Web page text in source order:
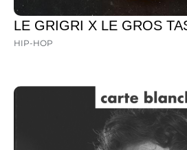
LE GRIGRI X LE GROS
HIP-HOP